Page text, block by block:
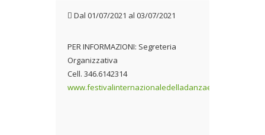
Dal 01/07/2021 al 03/07/2021
PER INFORMAZIONI: Segreteria
Organizzativa
Cell. 346.6142314